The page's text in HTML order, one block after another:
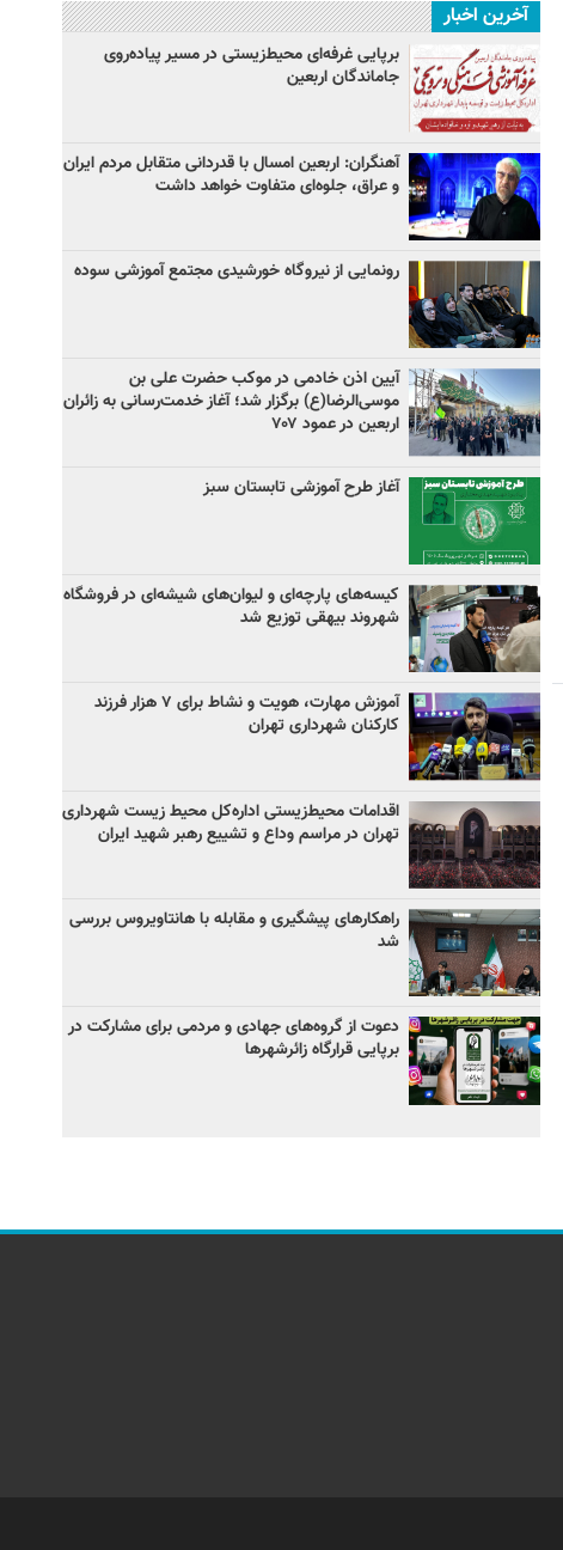
آخرین اخبار
برپایی غرفه‌ای محیط‌زیستی در مسیر پیاده‌روی
جاماندگان اربعین
آهنگران: اربعین امسال با قدردانی متقابل مردم ایران
و عراق، جلوه‌ای متفاوت خواهد داشت
رونمایی از نیروگاه خورشیدی مجتمع آموزشی سوده
آیین اذن خادمی در موکب حضرت علی بن
موسی‌الرضا(ع) برگزار شد؛ آغاز خدمت‌رسانی به زائران
اربعین در عمود ۷۰۷
آغاز طرح آموزشی تابستان سبز
کیسه‌های پارچه‌ای و لیوان‌های شیشه‌ای در فروشگاه
شهروند بیهقی توزیع شد
آموزش مهارت، هویت و نشاط برای ۷ هزار فرزند
کارکنان شهرداری تهران
اقدامات محیط‌زیستی اداره‌کل محیط زیست شهرداری
تهران در مراسم وداع و تشییع رهبر شهید ایران
راهکارهای پیشگیری و مقابله با هانتاویروس بررسی
شد
دعوت از گروه‌های جهادی و مردمی برای مشارکت در
برپایی قرارگاه زائرشهرها